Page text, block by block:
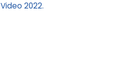
Video 2022.